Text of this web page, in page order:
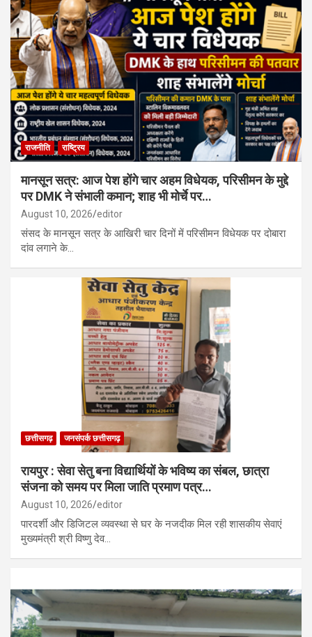
राजनीति राष्ट्रिय
मानसून सत्र: आज पेश होंगे चार अहम विधेयक, परिसीमन के मुद्दे
पर DMK ने संभाली कमान; शाह भी मोर्चे पर…
August 10, 2026 editor
संसद के मानसून सत्र के आखिरी चार दिनों में परिसीमन विधेयक पर दोबारा
दांव लगाने के…
छत्तीसगढ़ जनसंपर्क छत्तीसगढ़
रायपुर : सेवा सेतु बना विद्यार्थियों के भविष्य का संबल, छात्रा
संजना को समय पर मिला जाति प्रमाण पत्र…
August 10, 2026 editor
पारदर्शी और डिजिटल व्यवस्था से घर के नजदीक मिल रही शासकीय सेवाएं
मुख्यमंत्री श्री विष्णु देव…